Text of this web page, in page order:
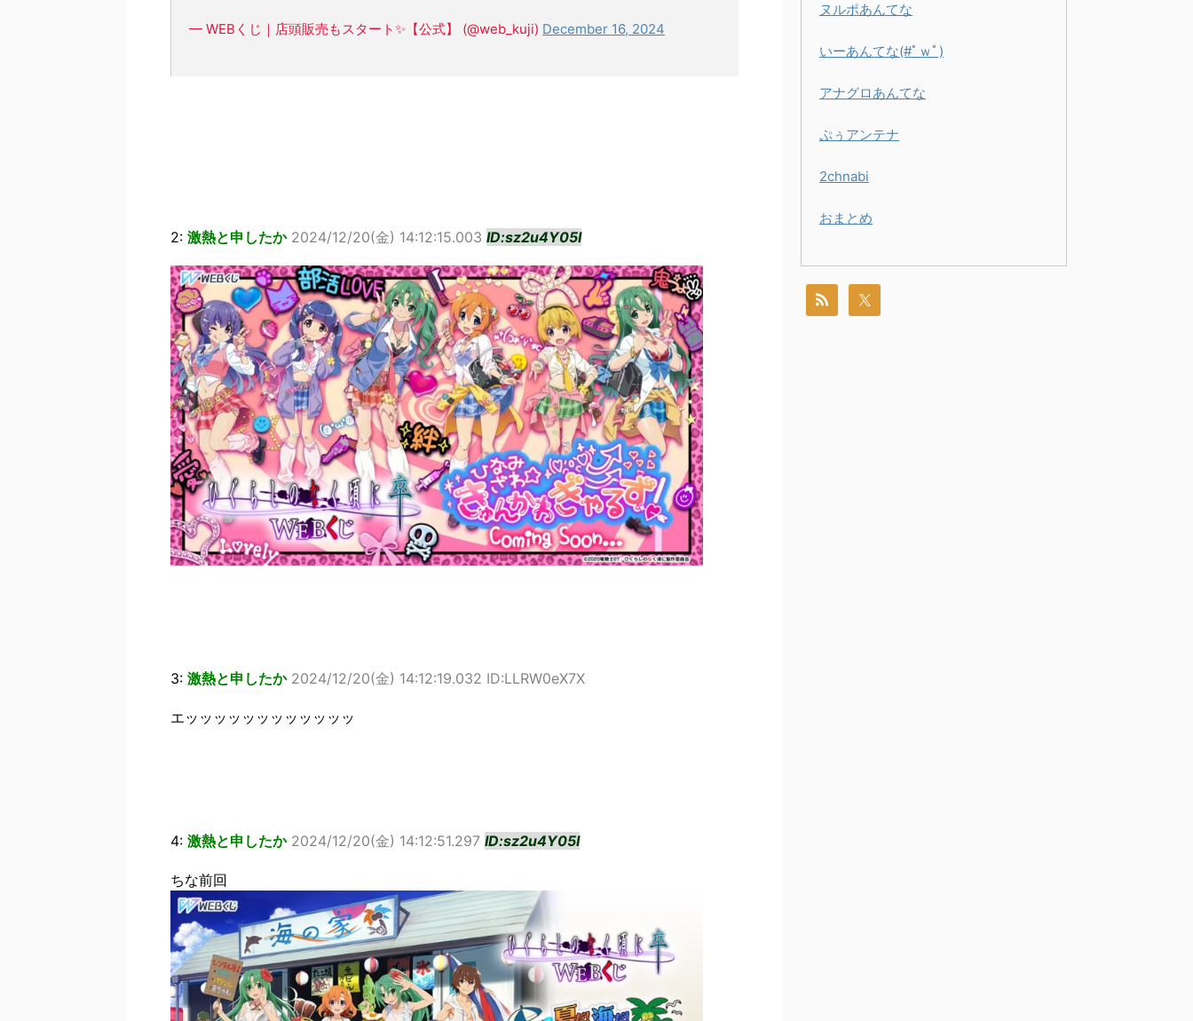
— WEBくじ｜店頭販売もスタート✨【公式】 (@web_kuji) December 16, 2024
2: 激熱と申したか 2024/12/20(金) 14:12:15.003 ID:sz2u4Y05I
3: 激熱と申したか 2024/12/20(金) 14:12:19.032 ID:LLRW0eX7X
エッッッッッッッッッッッッ
4: 激熱と申したか 2024/12/20(金) 14:12:51.297 ID:sz2u4Y05I
ちな前回
ヌルポあんてな
いーあんてな(#ﾟｗﾟ)
アナグロあんてな
ぷぅアンテナ
2chnabi
おまとめ